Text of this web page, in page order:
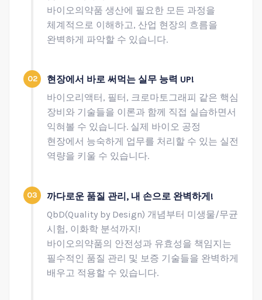
바이오의약품 생산에 필요한 모든 과정을
체계적으로 이해하고, 산업 현장의 흐름을
완벽하게 파악할 수 있습니다.
02
현장에서 바로 써먹는 실무 능력 UP!
바이오리액터, 필터, 크로마토그래피 같은 핵심
장비와 기술들을 이론과 함께 직접 실습하면서
익혀볼 수 있습니다. 실제 바이오 공정
현장에서 능숙하게 업무를 처리할 수 있는 실전
역량을 키울 수 있습니다.
03
까다로운 품질 관리, 내 손으로 완벽하게!
QbD(Quality by Design) 개념부터 미생물/무균
시험, 이화학 분석까지!
바이오의약품의 안전성과 유효성을 책임지는
필수적인 품질 관리 및 보증 기술들을 완벽하게
배우고 적용할 수 있습니다.